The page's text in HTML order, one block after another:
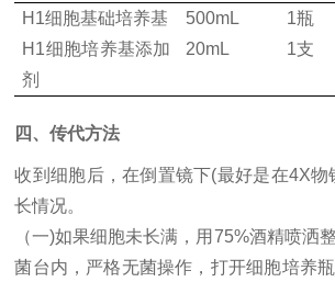
H1细胞基础培养基
500mL 1瓶
H1细胞培养基添加
剂
20mL 1支
四、传代方法
收到细胞后，在倒置镜下(最好是在4X物
长情况。
（一)如果细胞未长满，用 75%酒精喷洒
菌台内，严格无菌操作，打开细胞培养